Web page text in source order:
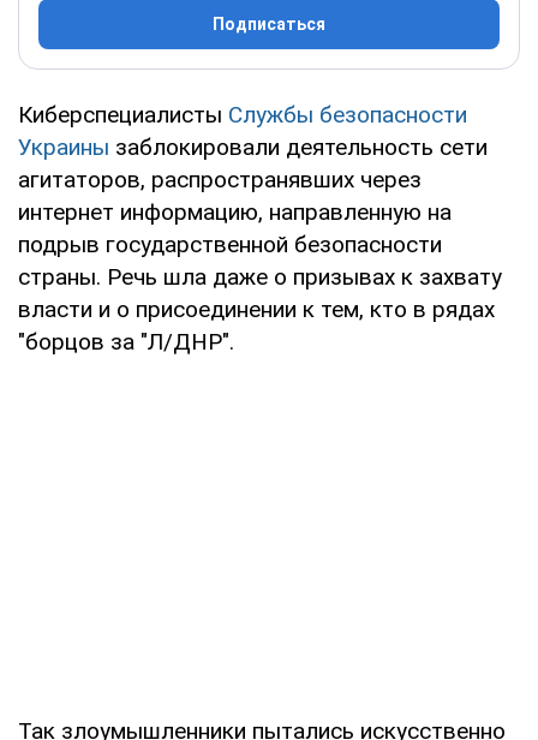
Подписаться
Киберспециалисты Службы безопасности
Украины заблокировали деятельность сети
агитаторов, распространявших через
интернет информацию, направленную на
подрыв государственной безопасности
страны. Речь шла даже о призывах к захвату
власти и о присоединении к тем, кто в рядах
"борцов за "Л/ДНР".
Так злоумышленники пытались искусственно